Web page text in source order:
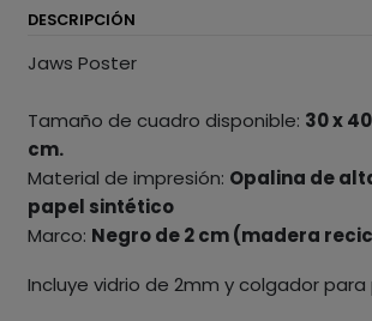
DESCRIPCIÓN
Jaws Poster
Tamaño de cuadro disponible: 30 x
cm.
Material de impresión: Opalina de
papel sintético
Marco: Negro de 2 cm (madera
Incluye vidrio de 2mm y colgador para